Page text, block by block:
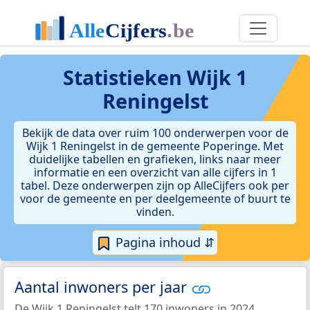
Statistieken Wijk 1
Reningelst
Bekijk de data over ruim 100 onderwerpen voor de
Wijk 1 Reningelst in de gemeente Poperinge. Met
duidelijke tabellen en grafieken, links naar meer
informatie en een overzicht van alle cijfers in 1
tabel. Deze onderwerpen zijn op AlleCijfers ook per
voor de gemeente en per deelgemeente of buurt te
vinden.
Pagina inhoud ⇵
Aantal inwoners per jaar